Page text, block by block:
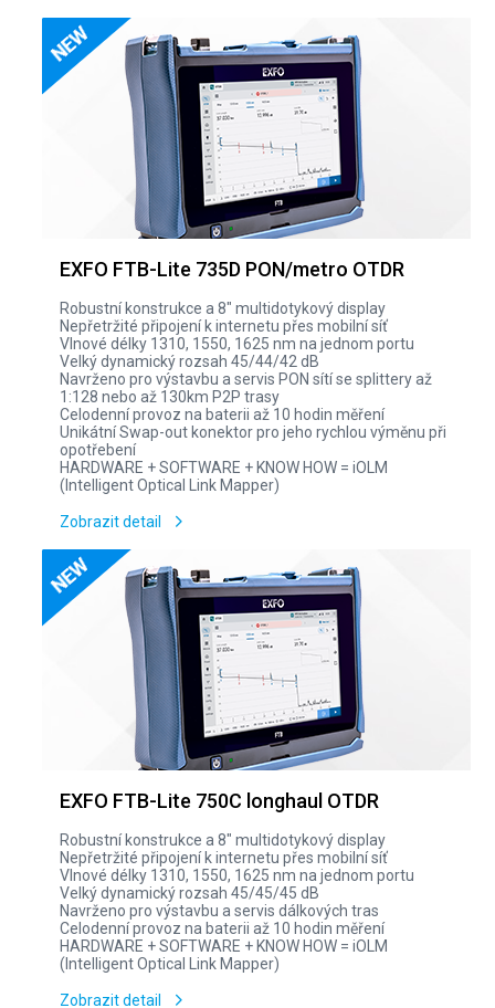
EXFO FTB-Lite 735D PON/metro OTDR
Robustní konstrukce a 8" multidotykový display
Nepřetržité připojení k internetu přes mobilní síť
Vlnové délky 1310, 1550, 1625 nm na jednom portu
Velký dynamický rozsah 45/44/42 dB
Navrženo pro výstavbu a servis PON sítí se splittery až
1:128 nebo až 130km P2P trasy
Celodenní provoz na baterii až 10 hodin měření
Unikátní Swap-out konektor pro jeho rychlou výměnu při
opotřebení
HARDWARE + SOFTWARE + KNOW HOW = iOLM
(Intelligent Optical Link Mapper)
Zobrazit detail
EXFO FTB-Lite 750C longhaul OTDR
Robustní konstrukce a 8" multidotykový display
Nepřetržité připojení k internetu přes mobilní síť
Vlnové délky 1310, 1550, 1625 nm na jednom portu
Velký dynamický rozsah 45/45/45 dB
Navrženo pro výstavbu a servis dálkových tras
Celodenní provoz na baterii až 10 hodin měření
HARDWARE + SOFTWARE + KNOW HOW = iOLM
(Intelligent Optical Link Mapper)
Zobrazit detail